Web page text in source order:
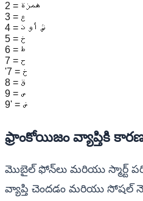
2 = همزة
3 = ع
4 = ش أو ذ
5 = خ
6 = ط
7 = ح
'7 = خ
8 = ق
9 = ص
9' = ض
ఫ్రాంకోయిజం వ్యాప్తికి
మొబైల్ ఫోన్‌లు మరియు స్మార్ట్
వ్యాప్తి చెందడం మరియు సోషల్